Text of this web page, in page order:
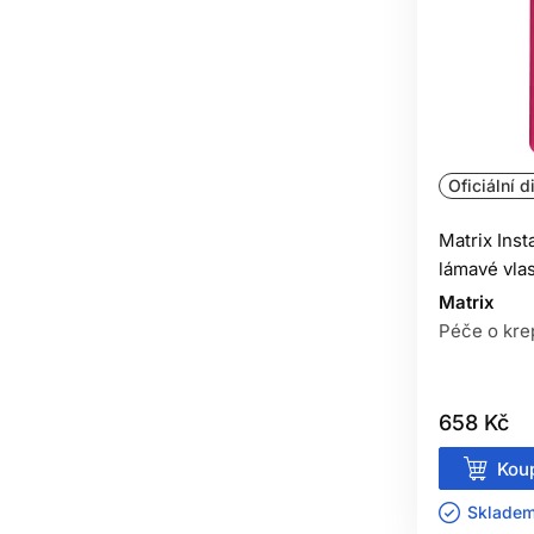
Oficiální
Matrix
lámavé
Matrix
Péče o
658 Kč
Skladem